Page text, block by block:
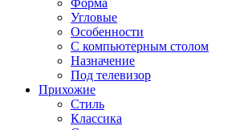
Форма
Угловые
Особенности
С компьютерным столом
Назначение
Под телевизор
Прихожие
Стиль
Классика